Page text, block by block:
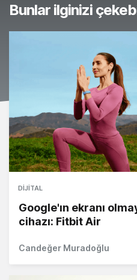
Bunlar ilginizi
DIJITAL
Google'ın ekranı
cihazı: Fitbit Air
Candeğer Muradoğlu